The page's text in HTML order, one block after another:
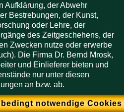
Aufklärung, der Abwehr
Bestrebungen, der Kunst,
oder Lehre, der
des Zeitgeschehens, der
Zwecken nutze oder erwerbe
Die Firma Dr. Bernd Mrosk,
und Einlieferer bieten und
nur unter diesen
an bzw. ab.
notwendige